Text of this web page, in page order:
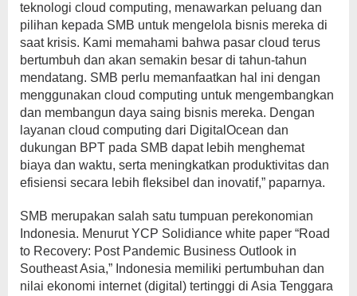
teknologi cloud computing, menawarkan peluang dan
pilihan kepada SMB untuk mengelola bisnis mereka di
saat krisis. Kami memahami bahwa pasar cloud terus
bertumbuh dan akan semakin besar di tahun-tahun
mendatang. SMB perlu memanfaatkan hal ini dengan
menggunakan cloud computing untuk mengembangkan
dan membangun daya saing bisnis mereka. Dengan
layanan cloud computing dari DigitalOcean dan
dukungan BPT pada SMB dapat lebih menghemat
biaya dan waktu, serta meningkatkan produktivitas dan
efisiensi secara lebih fleksibel dan inovatif,” paparnya.
SMB merupakan salah satu tumpuan perekonomian
Indonesia. Menurut YCP Solidiance white paper “Road
to Recovery: Post Pandemic Business Outlook in
Southeast Asia,” Indonesia memiliki pertumbuhan dan
nilai ekonomi internet (digital) tertinggi di Asia Tenggara